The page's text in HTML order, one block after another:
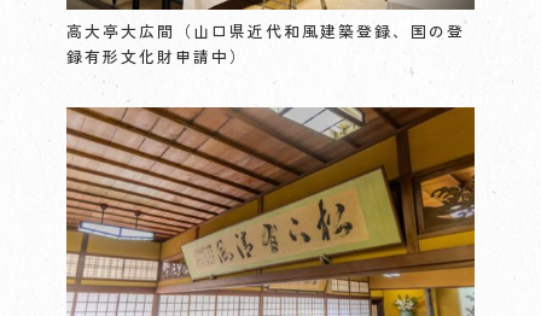
高大亭大広間（山口県近代和風建築登録、国の登
録有形文化財申請中）